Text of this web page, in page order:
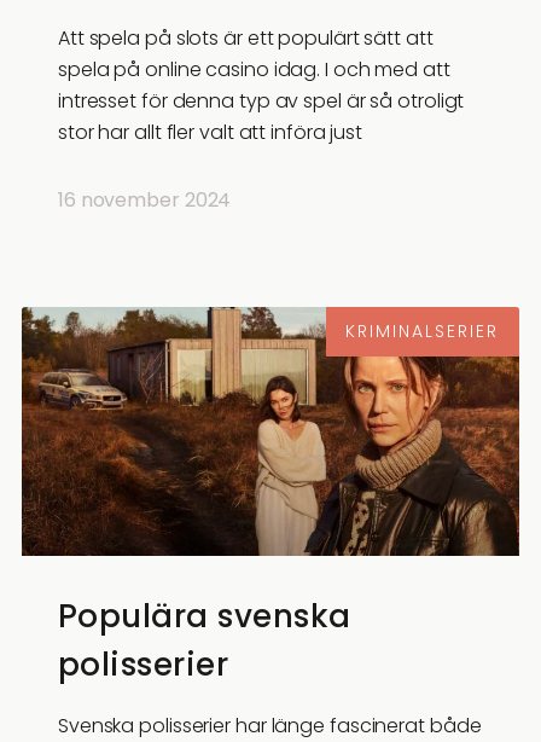
Att spela på slots är ett populärt sätt att
spela på online casino idag. I och med att
intresset för denna typ av spel är så otroligt
stor har allt fler valt att införa just
16 november 2024
KRIMINALSERIER
Populära svenska
polisserier
Svenska polisserier har länge fascinerat både